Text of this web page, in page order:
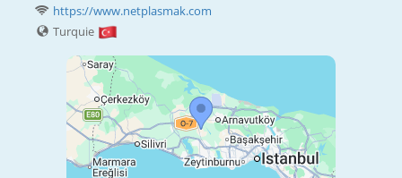
https://www.netplasmak.com
Turquie